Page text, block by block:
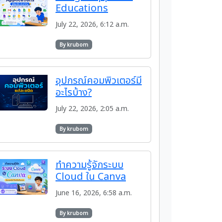
Educations
July 22, 2026, 6:12 a.m.
By krubom
อุปกรณ์คอมพิวเตอร์มี
อะไรบ้าง?
July 22, 2026, 2:05 a.m.
By krubom
ทำความรู้จักระบบ
Cloud ใน Canva
June 16, 2026, 6:58 a.m.
By krubom